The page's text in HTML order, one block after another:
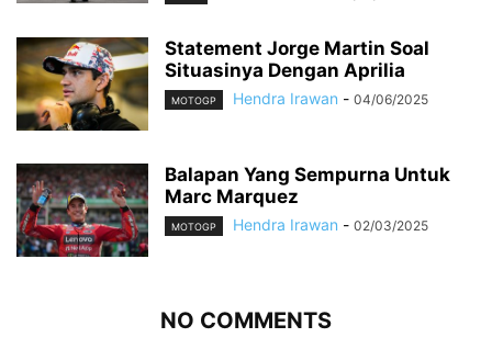
Statement Jorge Martin Soal
Situasinya Dengan Aprilia
MOTOGP Hendra Irawan - 04/06/2025
Balapan Yang Sempurna Untuk
Marc Marquez
MOTOGP Hendra Irawan - 02/03/2025
NO COMMENTS